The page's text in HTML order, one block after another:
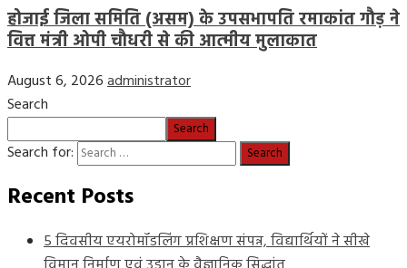
होजाई जिला समिति (असम) के उपसभापति रमाकांत गौड़ ने
वित्त मंत्री ओपी चौधरी से की आत्मीय मुलाकात
August 6, 2026administrator
Search
Search
Search for:
Recent Posts
5 दिवसीय एयरोमॉडलिंग प्रशिक्षण संपन्न, विद्यार्थियों ने सीखे